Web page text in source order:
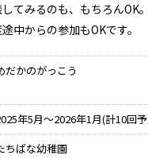
てみるのも、もちろんOK
中からの参加もOKです。
だかのがっこう
年5月～2026年1月(計10回
ちばな幼稚園